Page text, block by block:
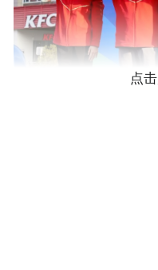
世界冠军基普乔格
点